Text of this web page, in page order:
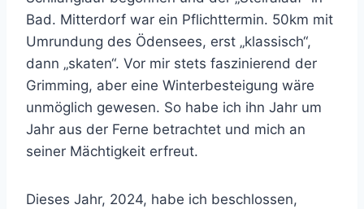
Bad. Mitterdorf war ein Pflichttermin. 50km mit
Umrundung des Ödensees, erst „klassisch“,
dann „skaten“. Vor mir stets faszinierend der
Grimming, aber eine Winterbesteigung wäre
unmöglich gewesen. So habe ich ihn Jahr um
Jahr aus der Ferne betrachtet und mich an
seiner Mächtigkeit erfreut.
Dieses Jahr, 2024, habe ich beschlossen,